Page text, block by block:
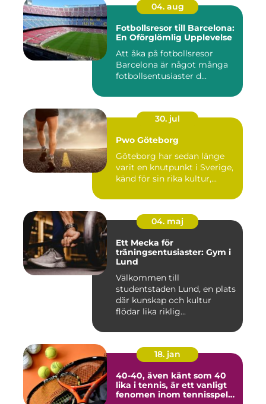
04. aug
Fotbollsresor till Barcelona:
En Oförglömlig Upplevelse
Att åka på fotbollsresor
Barcelona är något många
fotbollsentusiaster d...
30. jul
Pwo Göteborg
Göteborg har sedan länge
varit en knutpunkt i Sverige,
känd för sin rika kultur,...
04. maj
Ett Mecka för
träningsentusiaster: Gym i
Lund
Välkommen till
studentstaden Lund, en plats
där kunskap och kultur
flödar lika riklig...
18. jan
40-40, även känt som 40
lika i tennis, är ett vanligt
fenomen inom tennisspelet